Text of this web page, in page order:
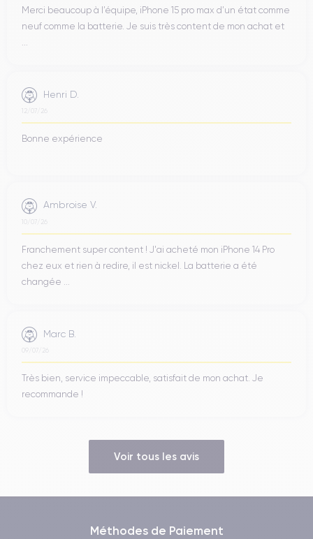
Merci beaucoup à l’équipe, iPhone 15 pro max d’un état comme
neuf comme la batterie. Je suis très content de mon achat et
Henri D.
12/07/26
Bonne expérience
Ambroise V.
10/07/26
Franchement super content ! J'ai acheté mon iPhone 14 Pro
chez eux et rien à redire, il est nickel. La batterie a été
changée ...
Marc B.
09/07/26
Très bien, service impeccable, satisfait de mon achat. Je
recommande !
Voir tous les avis
Méthodes de Paiement